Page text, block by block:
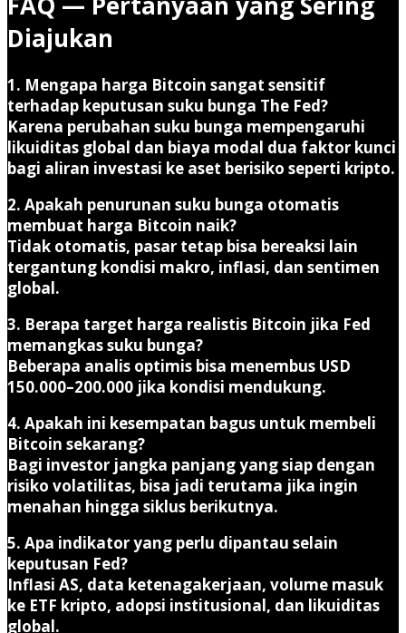
Diajukan
1. Mengapa harga Bitcoin sangat sensitif
terhadap keputusan suku bunga The Fed?
Karena perubahan suku bunga mempengaruhi
likuiditas global dan biaya modal dua faktor kunci
bagi aliran investasi ke aset berisiko seperti kripto.
2. Apakah penurunan suku bunga otomatis
membuat harga Bitcoin naik?
Tidak otomatis, pasar tetap bisa bereaksi lain
tergantung kondisi makro, inflasi, dan sentimen
global.
3. Berapa target harga realistis Bitcoin jika Fed
memangkas suku bunga?
Beberapa analis optimis bisa menembus USD
150.000–200.000 jika kondisi mendukung.
4. Apakah ini kesempatan bagus untuk membeli
Bitcoin sekarang?
Bagi investor jangka panjang yang siap dengan
risiko volatilitas, bisa jadi terutama jika ingin
menahan hingga siklus berikutnya.
5. Apa indikator yang perlu dipantau selain
keputusan Fed?
Inflasi AS, data ketenagakerjaan, volume masuk
ke ETF kripto, adopsi institusional, dan likuiditas
global.